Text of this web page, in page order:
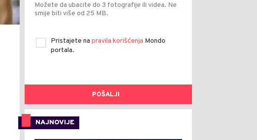
Možete da ubacite do 3 fotografije ili videa. Ne
smije biti više od 25 MB.
Pristajete na pravila korišćenja Mondo
portala.
POŠALJI
NAJNOVIJE